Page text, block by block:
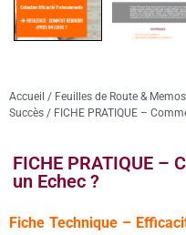
Accueil / Feuilles de Route &
Succès / FICHE PRATIQUE –
FICHE PRATIQUE –
un Echec ?
Fiche Technique –